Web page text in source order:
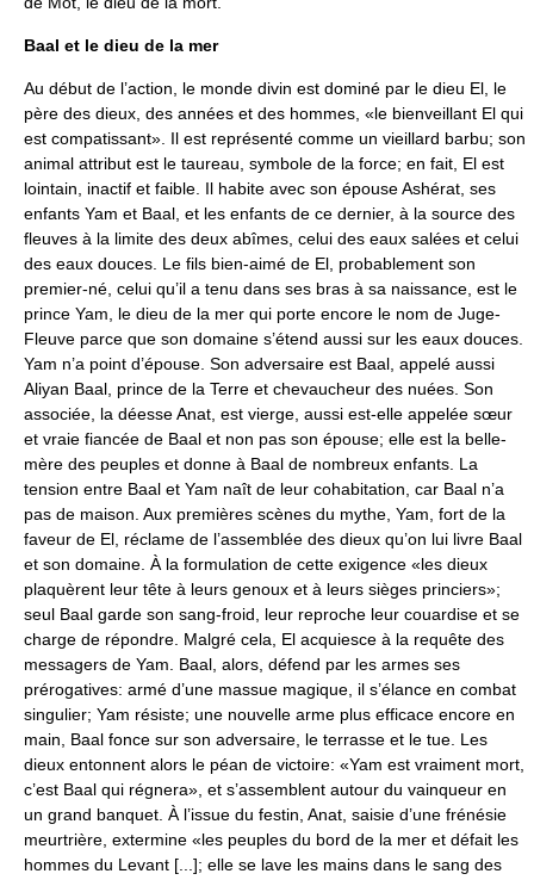
Baal et le dieu de la mer
Au début de l’action, le monde divin est dominé par le dieu El, le
père des dieux, des années et des hommes, «le bienveillant El qui
est compatissant». Il est représenté comme un vieillard barbu; son
animal attribut est le taureau, symbole de la force; en fait, El est
lointain, inactif et faible. Il habite avec son épouse Ashérat, ses
enfants Yam et Baal, et les enfants de ce dernier, à la source des
fleuves à la limite des deux abîmes, celui des eaux salées et celui
des eaux douces. Le fils bien-aimé de El, probablement son
premier-né, celui qu’il a tenu dans ses bras à sa naissance, est le
prince Yam, le dieu de la mer qui porte encore le nom de Juge-
Fleuve parce que son domaine s’étend aussi sur les eaux douces.
Yam n’a point d’épouse. Son adversaire est Baal, appelé aussi
Aliyan Baal, prince de la Terre et chevaucheur des nuées. Son
associée, la déesse Anat, est vierge, aussi est-elle appelée sœur
et vraie fiancée de Baal et non pas son épouse; elle est la belle-
mère des peuples et donne à Baal de nombreux enfants. La
tension entre Baal et Yam naît de leur cohabitation, car Baal n’a
pas de maison. Aux premières scènes du mythe, Yam, fort de la
faveur de El, réclame de l’assemblée des dieux qu’on lui livre Baal
et son domaine. À la formulation de cette exigence «les dieux
plaquèrent leur tête à leurs genoux et à leurs sièges princiers»;
seul Baal garde son sang-froid, leur reproche leur couardise et se
charge de répondre. Malgré cela, El acquiesce à la requête des
messagers de Yam. Baal, alors, défend par les armes ses
prérogatives: armé d’une massue magique, il s’élance en combat
singulier; Yam résiste; une nouvelle arme plus efficace encore en
main, Baal fonce sur son adversaire, le terrasse et le tue. Les
dieux entonnent alors le péan de victoire: «Yam est vraiment mort,
c’est Baal qui régnera», et s’assemblent autour du vainqueur en
un grand banquet. À l’issue du festin, Anat, saisie d’une frénésie
meurtrière, extermine «les peuples du bord de la mer et défait les
hommes du Levant [...]; elle se lave les mains dans le sang des